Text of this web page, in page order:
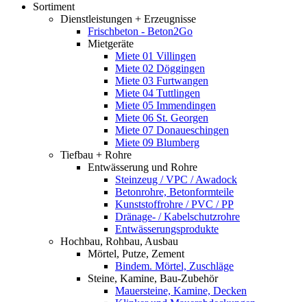
Sortiment
Dienstleistungen + Erzeugnisse
Frischbeton - Beton2Go
Mietgeräte
Miete 01 Villingen
Miete 02 Döggingen
Miete 03 Furtwangen
Miete 04 Tuttlingen
Miete 05 Immendingen
Miete 06 St. Georgen
Miete 07 Donaueschingen
Miete 09 Blumberg
Tiefbau + Rohre
Entwässerung und Rohre
Steinzeug / VPC / Awadock
Betonrohre, Betonformteile
Kunststoffrohre / PVC / PP
Dränage- / Kabelschutzrohre
Entwässerungsprodukte
Hochbau, Rohbau, Ausbau
Mörtel, Putze, Zement
Bindem. Mörtel, Zuschläge
Steine, Kamine, Bau-Zubehör
Mauersteine, Kamine, Decken